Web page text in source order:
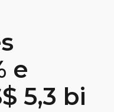
e
5,3 bi